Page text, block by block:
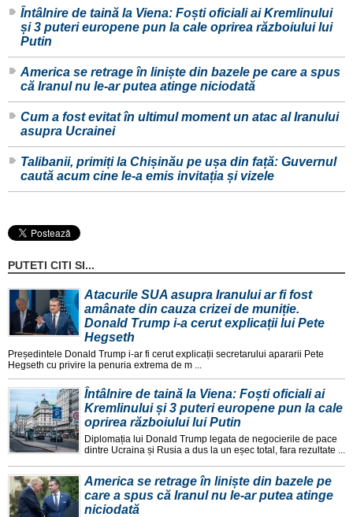
Întâlnire de taină la Viena: Foști oficiali ai Kremlinului
și 3 puteri europene pun la cale oprirea războiului lui
Putin
America se retrage în liniște din bazele pe care a spus
că Iranul nu le-ar putea atinge niciodată
Cum a fost evitat în ultimul moment un atac al Iranului
asupra Ucrainei
Talibanii, primiți la Chișinău pe ușa din față: Guvernul
caută acum cine le-a emis invitația și vizele
PUTETI CITI SI...
Atacurile SUA asupra Iranului ar fi fost
amânate din cauza crizei de muniție.
Donald Trump i-a cerut explicații lui Pete
Hegseth
Președintele Donald Trump i-ar fi cerut explicații secretarului apararii Pete
Hegseth cu privire la penuria extrema de m ...
Întâlnire de taină la Viena: Foști oficiali ai
Kremlinului și 3 puteri europene pun la cale
oprirea războiului lui Putin
Diplomația lui Donald Trump legata de negocierile de pace
dintre Ucraina și Rusia a dus la un eșec total, fara rezultate ...
America se retrage în liniște din bazele pe
care a spus că Iranul nu le-ar putea atinge
niciodată